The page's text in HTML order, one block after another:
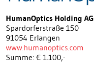
HumanOptics Holding AG
Spardorferstraße 150
91054 Erlangen
www.humanoptics.com
Summe: € 1.100,-